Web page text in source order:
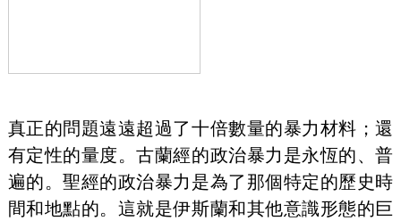
真正的問題遠遠超過了十倍數量的暴力材料；還
有定性的量度。古蘭經的政治暴力是永恆的、普
遍的。聖經的政治暴力是為了那個特定的歷史時
間和地點的。這就是伊斯蘭和其他意識形態的巨